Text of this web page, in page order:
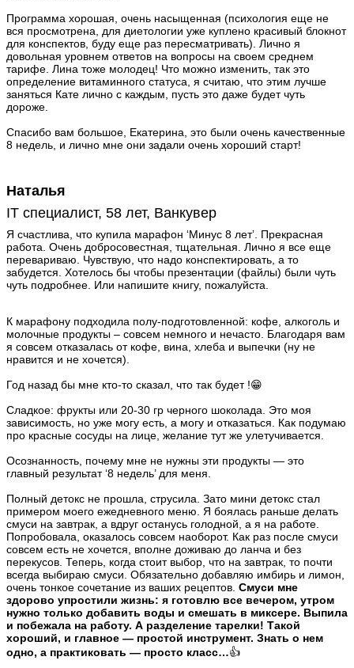
Программа хорошая, очень насыщенная (психология еще не
вся просмотрена, для диетологии уже куплено красивый блокнот
для конспектов, буду еще раз пересматривать). Лично я
довольная уровнем ответов на вопросы на своем среднем
тарифе. Лина тоже молодец! Что можно изменить, так это
определение витаминного статуса, я считаю, что этим лучше
заняться Кате лично с каждым, пусть это даже будет чуть
дороже.
Спасибо вам большое, Екатерина, это были очень качественные
8 недель, и лично мне они задали очень хороший старт!
Наталья
IT специалист, 58 лет, Ванкувер
Я счастлива, что купила марафон ‘Минус 8 лет’. Прекрасная
работа. Очень добросовестная, тщательная. Лично я все еще
перевариваю. Чувствую, что надо конспектировать, а то
забудется. Хотелось бы чтобы презентации (файлы) были чуть
чуть подробнее. Или напишите книгу, пожалуйста.
К марафону подходила полу-подготовленной: кофе, алкоголь и
молочные продукты – совсем немного и нечасто. Благодаря вам
я совсем отказалась от кофе, вина, хлеба и выпечки (ну не
нравится и не хочется).
Год назад бы мне кто-то сказал, что так будет !😁
Сладкое: фрукты или 20-30 гр черного шоколада. Это моя
зависимость, но уже могу есть, а могу и отказаться. Как подумаю
про красные сосуды на лице, желание тут же улетучивается.
Осознанность, почему мне не нужны эти продукты — это
главный результат ‘8 недель’ для меня.
Полный детокс не прошла, струсила. Зато мини детокс стал
примером моего ежедневного меню. Я боялась раньше делать
смуси на завтрак, а вдруг останусь голодной, а я на работе.
Попробовала, оказалось совсем наоборот. Как раз после смуси
совсем есть не хочется, вполне доживаю до ланча и без
перекусов. Теперь, когда стоит выбор, что на завтрак, то почти
всегда выбираю смуси. Обязательно добавляю имбирь и лимон,
очень тонкое сочетание из ваших рецептов. Смуси мне
здорово упростили жизнь: я готовлю все вечером, утром
нужно только добавить воды и смешать в миксере. Выпила
и побежала на работу. А разделение тарелки! Такой
хороший, и главное — простой инструмент. Знать о нем
одно, а практиковать — просто класс…👍